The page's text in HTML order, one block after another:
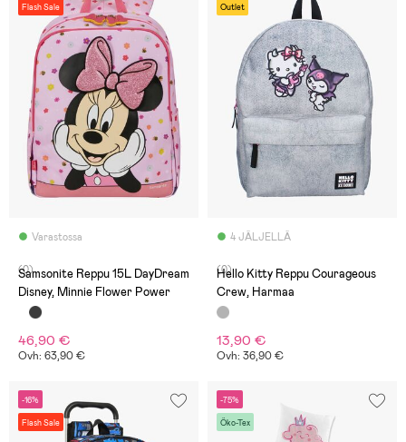
Flash Sale
Varastossa
(0)
Samsonite Reppu 15L DayDream
Disney, Minnie Flower Power
46,90 €
Ovh: 63,90 €
Outlet
4 JÄLJELLÄ
(0)
Hello Kitty Reppu Courageous
Crew, Harmaa
13,90 €
Ovh: 36,90 €
-16%
Flash Sale
-75%
Öko-Tex